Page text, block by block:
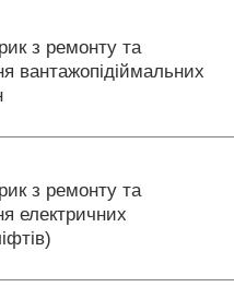
з ремонту та
вантажопідіймальних
з ремонту та
електричних